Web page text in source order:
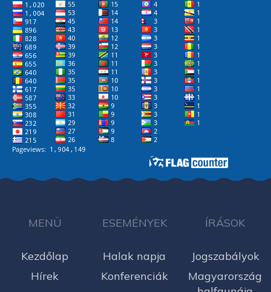
MENÜ
Kezdőlap
Hírek
ESEMÉNYEK
Halak napja
Konferenciák
ÍRÁSOK
Jogszabályok
Magyarország